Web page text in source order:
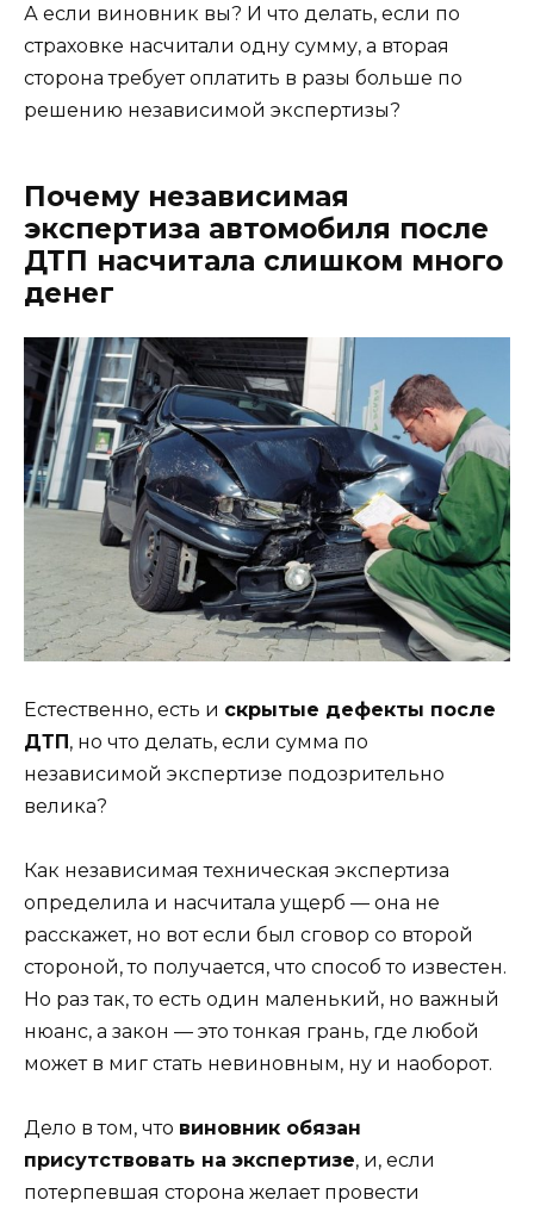
А если виновник вы? И что делать, если по
страховке насчитали одну сумму, а вторая
сторона требует оплатить в разы больше по
решению независимой экспертизы?
Почему независимая
экспертиза автомобиля после
ДТП насчитала слишком много
денег
Естественно, есть и скрытые дефекты после
ДТП, но что делать, если сумма по
независимой экспертизе подозрительно
велика?
Как независимая техническая экспертиза
определила и насчитала ущерб — она не
расскажет, но вот если был сговор со второй
стороной, то получается, что способ то известен.
Но раз так, то есть один маленький, но важный
нюанс, а закон — это тонкая грань, где любой
может в миг стать невиновным, ну и наоборот.
Дело в том, что виновник обязан
присутствовать на экспертизе, и, если
потерпевшая сторона желает провести